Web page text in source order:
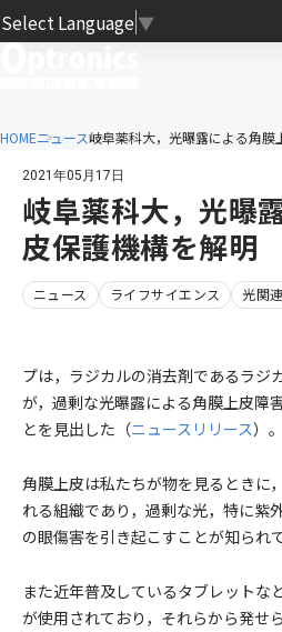
Select Language ▼
HOMEニュース岐阜薬科大，光曝露による角膜
2021年05月17日
岐阜薬科大，光曝
皮保護機構を解明
ニュース ライフサイエンス 光関
プは，ラジカルの消去剤であるラジ
が，過剰な光曝露による角膜上皮障
とを見出した（ニュースリリース）。
角膜上皮は私たちが物を見るときに
れる組織であり，過剰な光，特に紫
の眼傷害を引き起こすことが知られ
また近年普及しているタブレットな
が使用されており，それらから発せ